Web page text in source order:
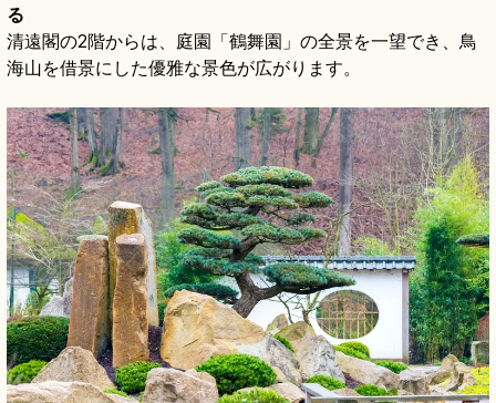
る
清遠閣の2階からは、庭園「鶴舞園」の全景を一望でき、鳥
海山を借景にした優雅な景色が広がります。